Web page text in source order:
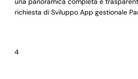
richiesta di Sviluppo App gestionale
4